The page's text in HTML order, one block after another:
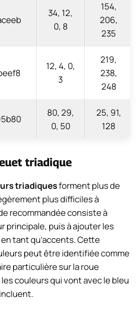
34, 12,
0, 8
154,
206,
235
12, 4, 0,
3
219,
238,
248
80, 29,
0, 50
25, 91,
128
triadique
triadiquesforment plus de
plus difficiles à
recommandée consiste à
principale, puis à ajouter les
tant qu’accents. Cette
peut être identifiée comme
particulière sur la roue
couleurs qui vont avec le bleu